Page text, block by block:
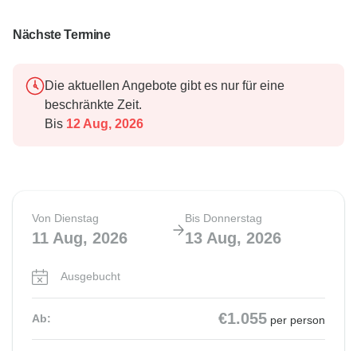
Nächste Termine
Die aktuellen Angebote gibt es nur für eine
beschränkte Zeit.
Bis 12 Aug, 2026
Von Dienstag
11 Aug, 2026
Bis Donnerstag
13 Aug, 2026
Ausgebucht
Ab: €1.055 per person